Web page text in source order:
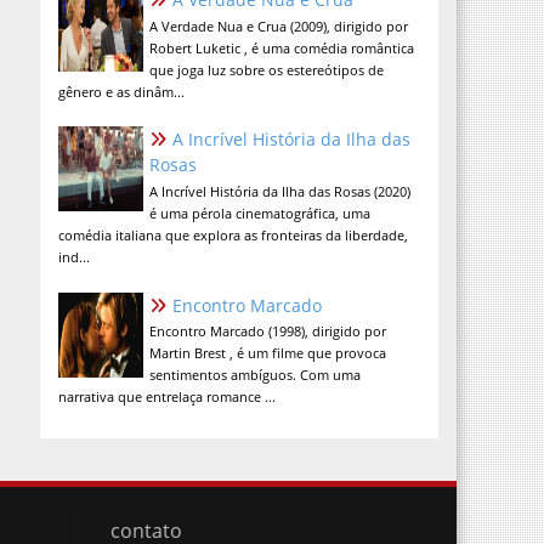
A Verdade Nua e Crua (2009), dirigido por
Robert Luketic , é uma comédia romântica
que joga luz sobre os estereótipos de
gênero e as dinâm...
A Incrível História da Ilha das
Rosas
A Incrível História da Ilha das Rosas (2020)
é uma pérola cinematográfica, uma
comédia italiana que explora as fronteiras da liberdade,
ind...
Encontro Marcado
Encontro Marcado (1998), dirigido por
Martin Brest , é um filme que provoca
sentimentos ambíguos. Com uma
narrativa que entrelaça romance ...
contato